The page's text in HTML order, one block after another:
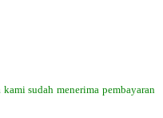
sudah menerima pembayaran